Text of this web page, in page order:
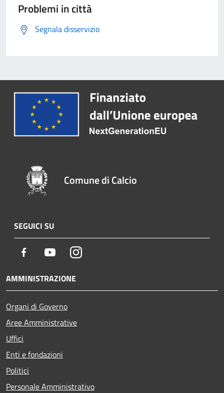
Problemi in città
Segnala disservizio
Comune di Calcio
SEGUICI SU
Facebook YoutubeInstagram
AMMINISTRAZIONE
Organi di Governo
Aree Amministrative
Uffici
Enti e fondazioni
Politici
Personale Amministrativo